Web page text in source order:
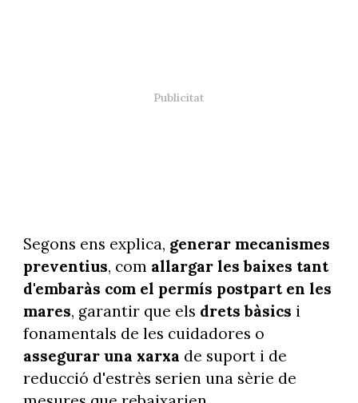
Segons ens explica, generar mecanismes
preventius, com allargar les baixes tant
d'embaràs com el permís postpart en les
mares, garantir que els drets bàsics i
fonamentals de les cuidadores o
assegurar una xarxa de suport i de
reducció d'estrès serien una sèrie de